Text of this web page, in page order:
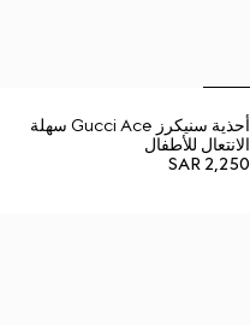
أحذية سنيكرز Gucci Ace سهلة
الانتعال للأطفال
SAR 2,250